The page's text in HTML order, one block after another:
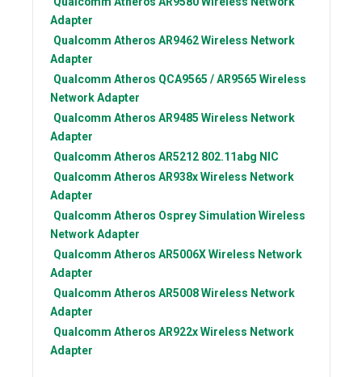
Adapter
Qualcomm Atheros AR9462 Wireless Network
Adapter
Qualcomm Atheros QCA9565 / AR9565 Wireless
Network Adapter
Qualcomm Atheros AR9485 Wireless Network
Adapter
Qualcomm Atheros AR5212 802.11abg NIC
Qualcomm Atheros AR938x Wireless Network
Adapter
Qualcomm Atheros Osprey Simulation Wireless
Network Adapter
Qualcomm Atheros AR5006X Wireless Network
Adapter
Qualcomm Atheros AR5008 Wireless Network
Adapter
Qualcomm Atheros AR922x Wireless Network
Adapter